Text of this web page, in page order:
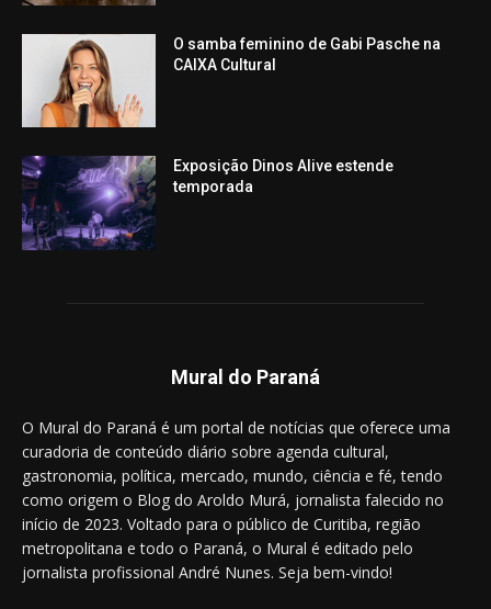
O samba feminino de Gabi Pasche na
CAIXA Cultural
Exposição Dinos Alive estende
temporada
Mural do Paraná
O Mural do Paraná é um portal de notícias que oferece uma
curadoria de conteúdo diário sobre agenda cultural,
gastronomia, política, mercado, mundo, ciência e fé, tendo
como origem o Blog do Aroldo Murá, jornalista falecido no
início de 2023. Voltado para o público de Curitiba, região
metropolitana e todo o Paraná, o Mural é editado pelo
jornalista profissional André Nunes. Seja bem-vindo!